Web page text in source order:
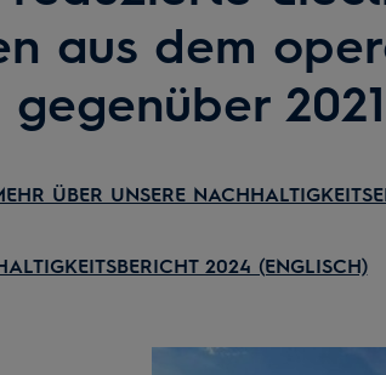
aus dem
gegenüber
ÜBER UNSERE
2024 (ENGLISCH)